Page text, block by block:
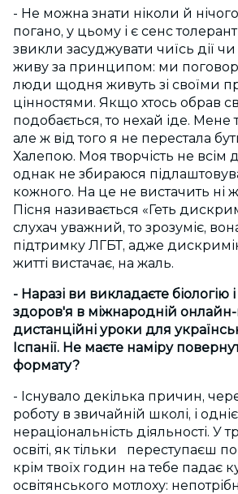
- Не можна знати ніколи й
погано, у цьому і є сенс
звикли засуджувати чиїсь дії
живу за принципом: ми
люди щодня живуть зі своїми
цінностями. Якщо хтось обрав
подобається, то нехай іде. Мене
але ж від того я не перестала
Халепою. Моя творчість не всім
однак не збираюся
кожного. На це не вистачить ні
Пісня називається «Геть
слухач уважний, то зрозуміє,
підтримку ЛГБТ, адже
житті вистачає, на жаль.
- Наразі ви викладаєте біологію
здоров'я в міжнародній
дистанційні уроки для
Іспанії. Не маєте наміру
формату?
- Існувало декілька причин,
роботу в звичайній школі, і
нераціональність діяльності. У
освіті, як тільки переступаєш
крім твоїх годин на тебе падає
освітянського мотлоху: